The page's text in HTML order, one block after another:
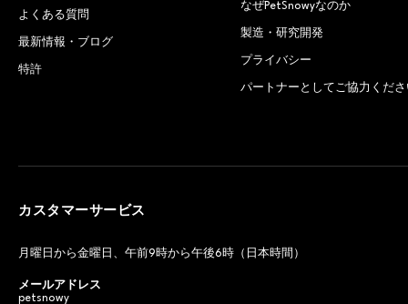
よくある質問
最新情報・ブログ
特許
なぜPetSnowyなのか
製造・研究開発
プライバシー
パートナーとしてご協力くださ
カスタマーサービス
月曜日から金曜日、午前9時から午後6時（日本時間）
メールアドレス
petsnowy